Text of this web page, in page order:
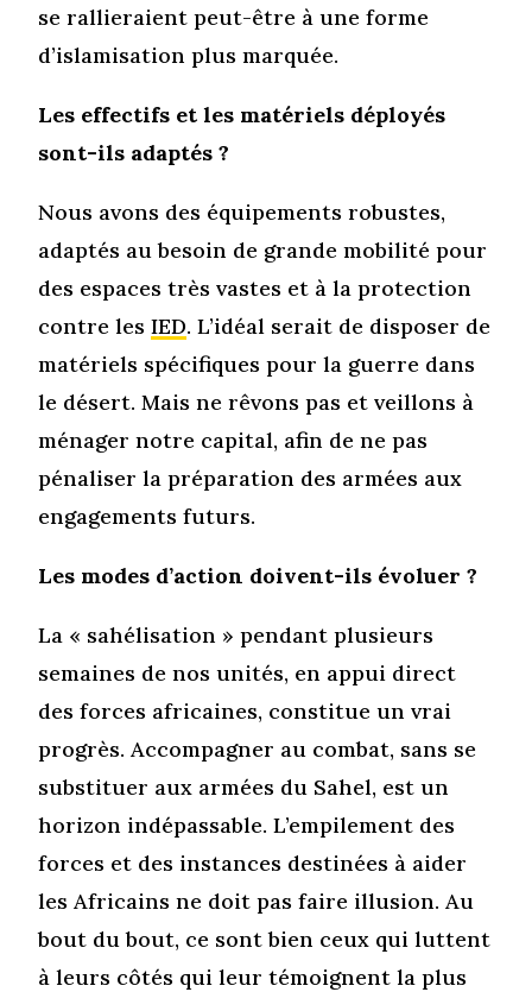
se rallieraient peut-être à une forme
d’islamisation plus marquée.
Les effectifs et les matériels déployés
sont-ils adaptés ?
Nous avons des équipements robustes,
adaptés au besoin de grande mobilité pour
des espaces très vastes et à la protection
contre lesIED. L’idéal serait de disposer de
matériels spécifiques pour la guerre dans
le désert. Mais ne rêvons pas et veillons à
ménager notre capital, afin de ne pas
pénaliser la préparation des armées aux
engagements futurs.
Les modes d’action doivent-ils évoluer ?
La « sahélisation » pendant plusieurs
semaines de nos unités, en appui direct
des forces africaines, constitue un vrai
progrès. Accompagner au combat, sans se
substituer aux armées du Sahel, est un
horizon indépassable. L’empilement des
forces et des instances destinées à aider
les Africains ne doit pas faire illusion. Au
bout du bout, ce sont bien ceux qui luttent
à leurs côtés qui leur témoignent la plus